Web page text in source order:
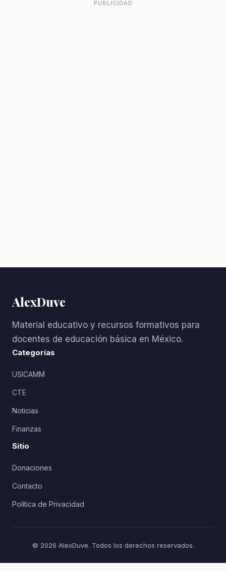
PUBLICIDAD
AlexDuve
Material educativo y recursos formativos para
docentes de educación básica en México.
Categorías
USICAMM
CTE
Noticias
Finanzas
Sitio
Donaciones
Contacto
Política de Privacidad
© 2026 AlexDuve. Todos los derechos reservados.